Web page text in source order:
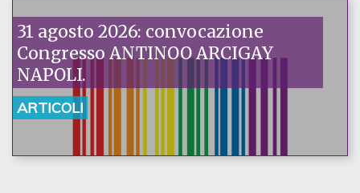
31 agosto 2026: convocazione
Congresso ANTINOO ARCIGAY
NAPOLI.
ARTICOLI